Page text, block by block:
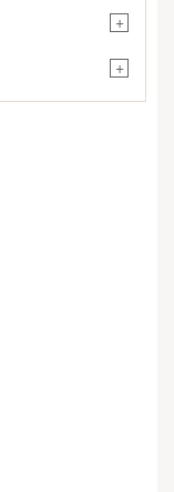
+
+